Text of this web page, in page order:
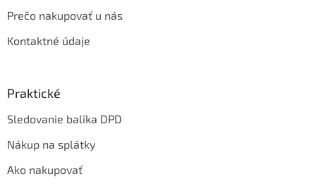
Prečo nakupovať u nás
Kontaktné údaje
Praktické
Sledovanie balíka DPD
Nákup na splátky
Ako nakupovať